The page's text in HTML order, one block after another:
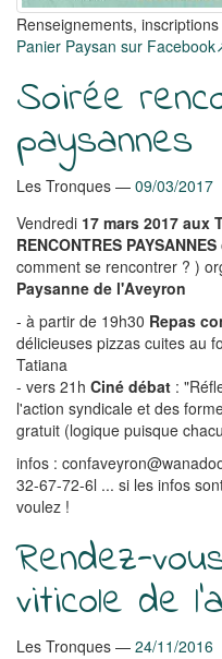
Renseignements,
Panier Paysan sur Facebook
Soirée
paysannes
Les Tronques
09/03/2017
Vendredi 17 mars 2017 aux
RENCONTRES PAYSANNES
comment se rencontrer ? )
Paysanne de l'Aveyron
- à partir de 19h30 Repas
délicieuses pizzas cuites au
Tatiana
- vers 21h Ciné débat :
l'action syndicale et des
gratuit (logique puisque
infos :
32-67-72-6l ... si les infos
voulez !
Rendez-
viticole de
Les Tronques
24/11/2016